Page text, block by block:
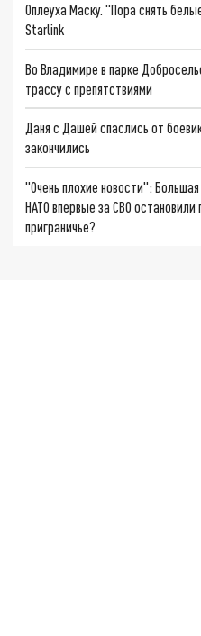
Оплеуха Маску. "Пора снять
Starlink
Во Владимире в парке
трассу с препятствиями
Даня с Дашей спаслись от
закончились
"Очень плохие новости":
НАТО впервые за СВО
приграничье?